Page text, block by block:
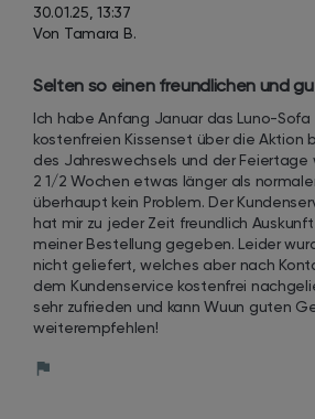
30.01.25, 13:37
Von Tamara B.
Selten so einen freundlichen und
Kundenservice erlebt!
Ich habe Anfang Januar das Luno-
kostenfreien Kissenset über die Aktion
des Jahreswechsels und der Feiertage
2 1/2 Wochen etwas länger als
überhaupt kein Problem. Der
hat mir zu jeder Zeit freundlich
meiner Bestellung gegeben. Leider
nicht geliefert, welches aber nach
dem Kundenservice kostenfrei
sehr zufrieden und kann Wuun guten
weiterempfehlen!